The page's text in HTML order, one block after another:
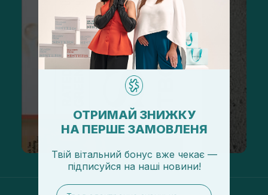
ОТРИМАЙ ЗНИЖКУ
НА ПЕРШЕ ЗАМОВЛЕНЯ
Твій вітальний бонус вже чекає —
підписуйся на наші новини!
email